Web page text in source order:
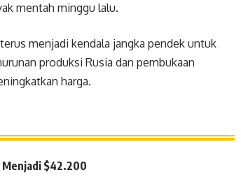
mentah minggu lalu.
menjadi kendala jangka pendek untuk
produksi Rusia dan pembukaan
harga.
$42.200